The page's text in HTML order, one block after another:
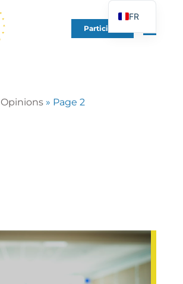
Participer
Opinions » Page 2
FR
EN